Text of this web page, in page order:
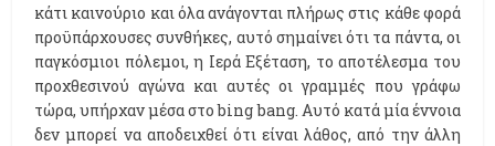
κάτι καινούριο και όλα ανάγονται πλήρως στις κάθε φορά
προϋπάρχουσες συνθήκες, αυτό σημαίνει ότι τα πάντα, οι
παγκόσμιοι πόλεμοι, η Ιερά Εξέταση, το αποτέλεσμα του
προχθεσινού αγώνα και αυτές οι γραμμές που γράφω
τώρα, υπήρχαν μέσα στο bing bang. Αυτό κατά μία έννοια
δεν μπορεί να αποδειχθεί ότι είναι λάθος, από την άλλη